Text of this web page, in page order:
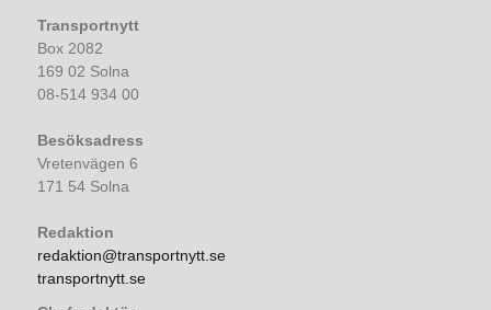
Transportnytt
Box 2082
169 02 Solna
08-514 934 00
Besöksadress
Vretenvägen 6
171 54 Solna
Redaktion
redaktion@transportnytt.se
transportnytt.se